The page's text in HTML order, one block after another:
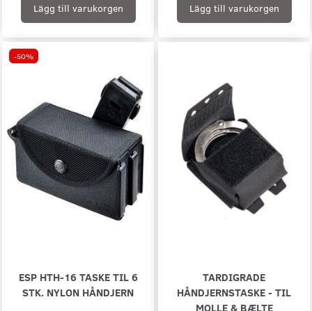
Lägg till varukorgen Lägg till varukorgen
-50%
ESP HTH-16 TASKE TIL 6
STK. NYLON HÅNDJERN
TARDIGRADE
HÅNDJERNSTASKE - TIL
MOLLE & BÆLTE